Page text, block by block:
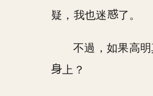
疑，我也迷
了。
不過，如果高
上？